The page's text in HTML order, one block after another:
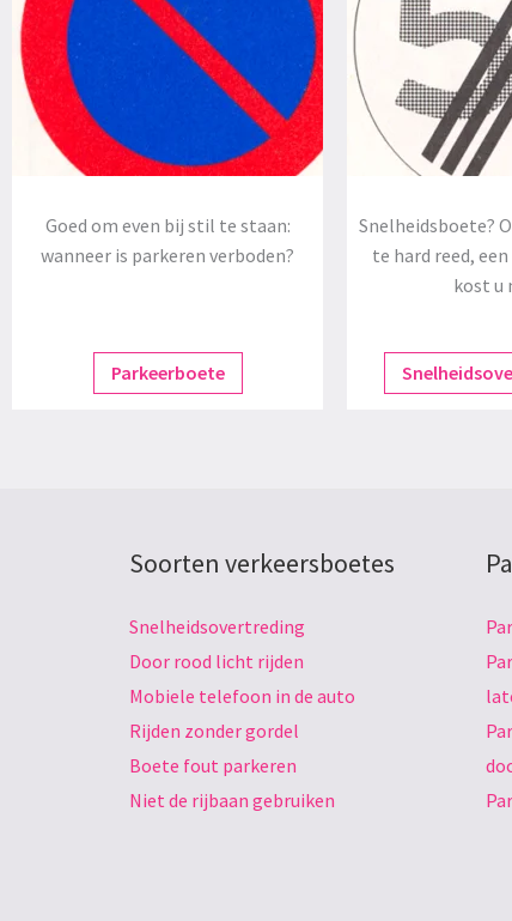
Goed om even bij stil te staan:
wanneer is parkeren verboden?
Parkeerboete
Snelheidsboete?
te hard reed,
kost u
Soorten verkeersboetes
Snelheidsovertreding
Door rood licht rijden
Mobiele telefoon in de auto
Rijden zonder gordel
Boete fout parkeren
Niet de rijbaan gebruiken